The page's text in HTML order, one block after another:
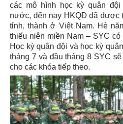
các mô hình học kỳ quân
nước, đến nay HKQĐ đã được
tỉnh, thành ở Việt Nam. Hè
thiếu niên miền Nam – SYC
Học kỳ quân đội và học kỳ
tháng 7 và đầu tháng 8 SYC
cho các khóa tiếp theo.